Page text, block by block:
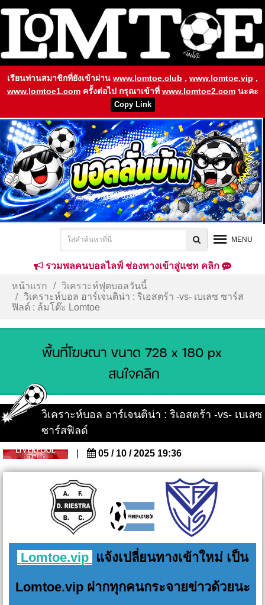
เรียนท่านสมาชิกที่ยังเข้าผ่าน www.lomtoe.club , www.lomtoe.vip ,
www.lomtoe1.com ครั้งต่อไป กรุณาเข้าที่ www.lomtoe2.comนะคะ
Copy Link
MENU
รวมพลคนบอลไลฟ์ ช่องทางเข้าสู่แชท คลิก
หน้าแรก
วิเคราะห์ฟุตบอลวันนี้
วิเคราะห์บอล อาร์เจนติน่า : ริเอสตร้า -vs- เบเลซ ซาร์ส
ฟิลด์ : ล้มโต๊ะ Lomtoe
วิเคราะห์บอล อาร์เจนติน่า : ริเอสตร้า -vs- เบเลซ
ซาร์สฟิลด์
05 / 10 / 2025 19:36
Lomtoe.vip แจ้งเปลี่ยนทางเข้าใหม่ เป็น
Lomtoe.vip ฝากทุกคนกระจายข่าวด้วยนะ